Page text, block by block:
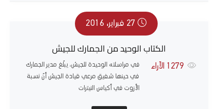
27 فبراير، 2016
الكتاب الوحيد من الجمارك للجيش
الآراء
في مراسلته الوحيدة للجيش، يبلّغ مدير الجمارك
في حينها شفيق مرعي قيادة الجيش أنّ نسبة
الأزوت في أكياس النيترات